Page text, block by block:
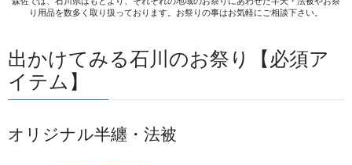
生地
足袋,腹掛・股引、手拭
お知らせ
り用品を数多く取り扱っております。お祭りの事はお気軽にご相談下さい。
出かけてみる石川のお祭り【必須ア
イテム】
オリジナル半纏・法被